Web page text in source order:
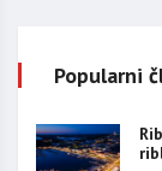
Popularni